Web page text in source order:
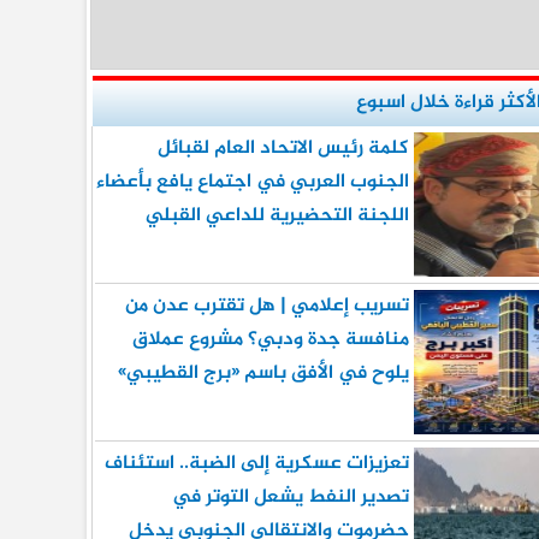
قراءة خلال اسبوع
كلمة رئيس الاتحاد العام لقبائل
الجنوب العربي في اجتماع يافع بأعضاء
اللجنة التحضيرية للداعي القبلي
تسريب إعلامي | هل تقترب عدن من
منافسة جدة ودبي؟ مشروع عملاق
يلوح في الأفق باسم «برج القطيبي»
تعزيزات عسكرية إلى الضبة.. استئناف
تصدير النفط يشعل التوتر في
حضرموت والانتقالي الجنوبي يدخل